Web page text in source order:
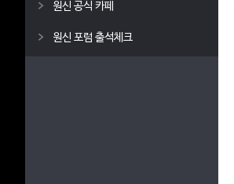
원신 공식 카페
원신 포럼 출석체크